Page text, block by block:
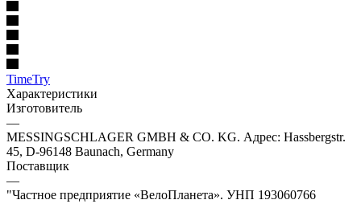
TimeTry
Характеристики
Изготовитель
—
MESSINGSCHLAGER GMBH & CO. KG. Адрес: Hassbergstr.
45, D-96148 Baunach, Germany
Поставщик
—
"Частное предприятие «ВелоПланета». УНП 193060766